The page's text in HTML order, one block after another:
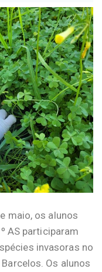
maio, os alunos
AS participaram
invasoras no
Os alunos